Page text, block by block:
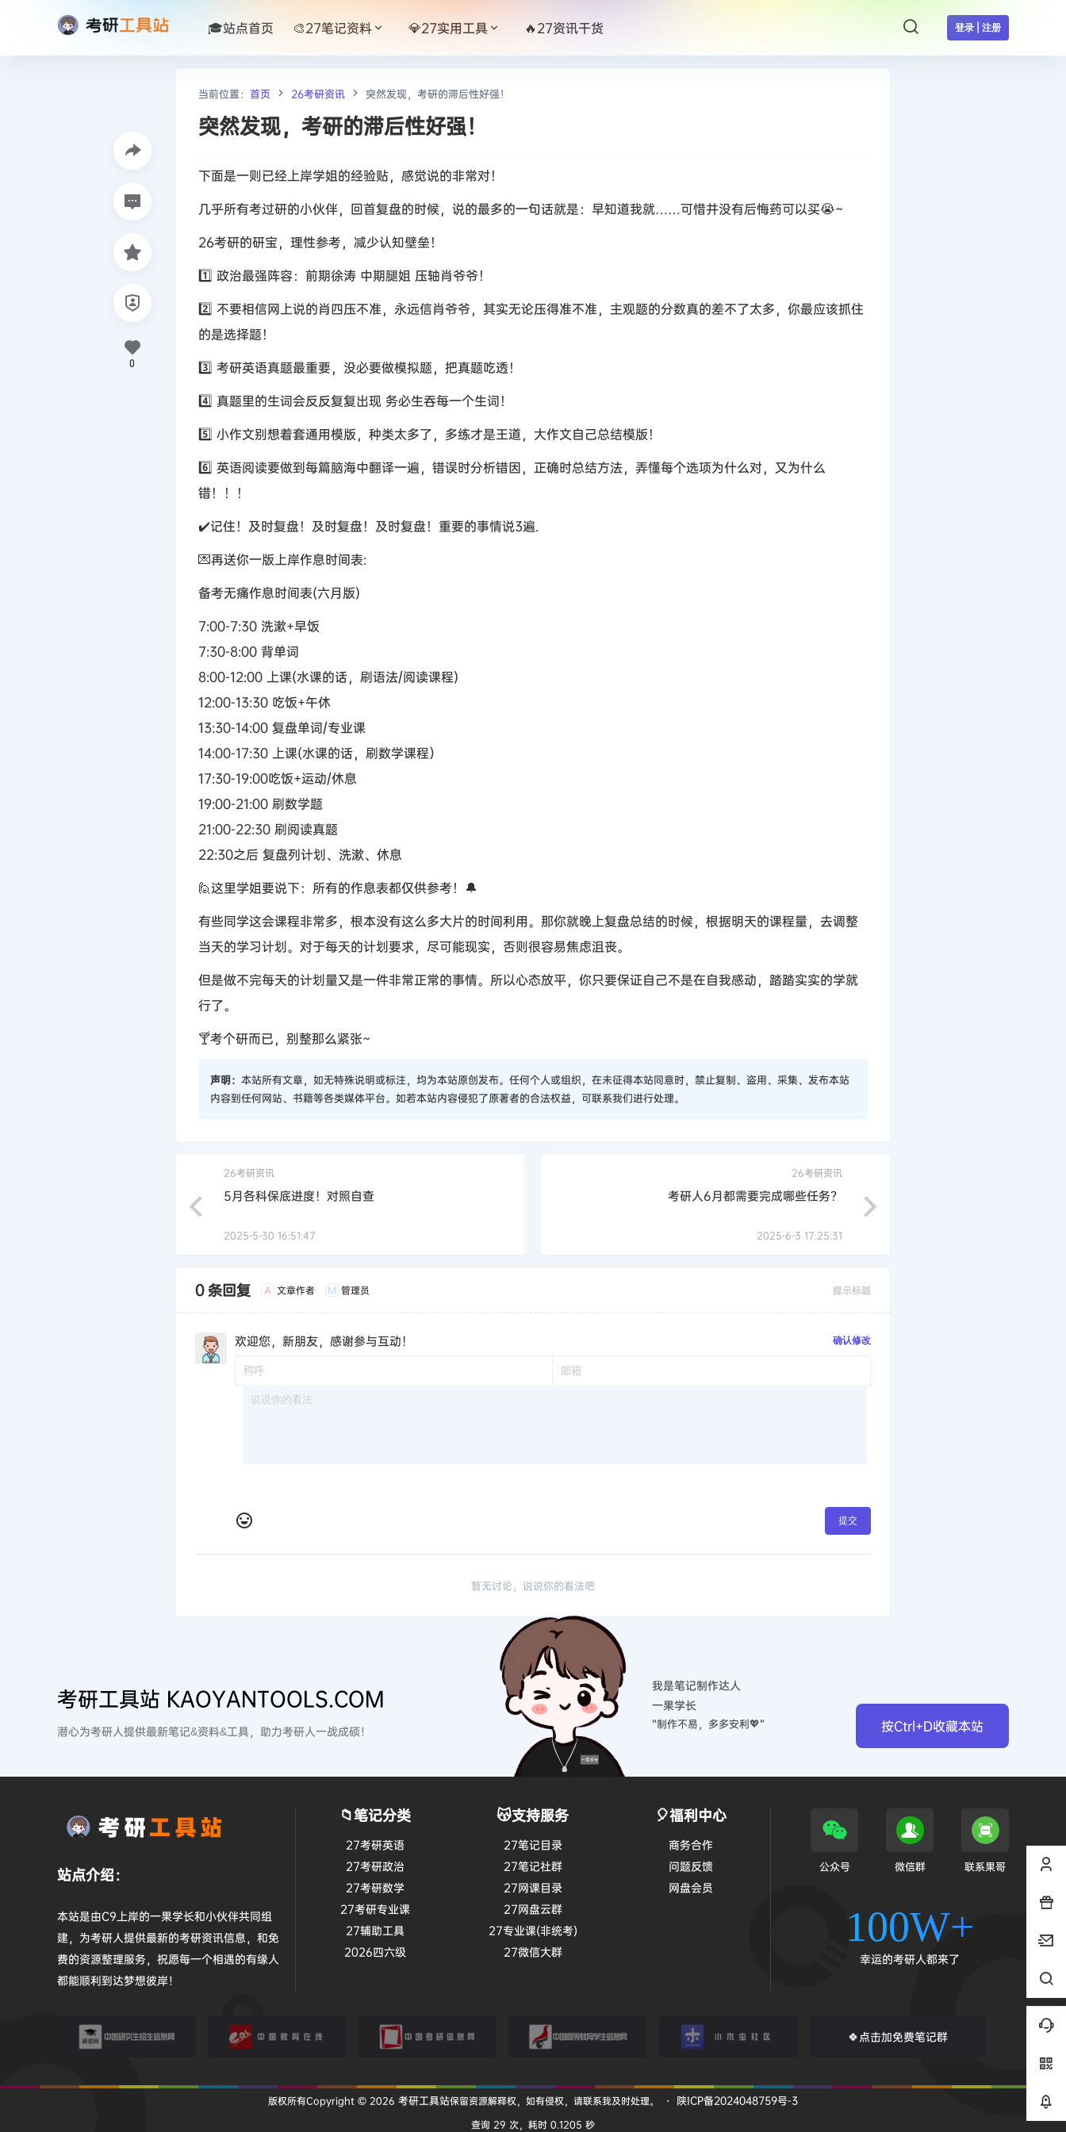
登录 | 注册
🎓站点首页 🎨27笔记资料 💎27实用工具 🔥27资讯干货
当前位置： 首页 26考研资讯 突然发现，考研的滞后性好强！
突然发现，考研的滞后性好强！
下面是一则已经上岸学姐的经验贴，感觉说的非常对！
几乎所有考过研的小伙伴，回首复盘的时候，说的最多的一句话就是：早知道我就……可惜并没有后悔药可以买😭~
26考研的研宝，理性参考，减少认知壁垒！
1️⃣ 政治最强阵容：前期徐涛 中期腿姐 压轴肖爷爷！
2️⃣ 不要相信网上说的肖四压不准，永远信肖爷爷，其实无论压得准不准，主观题的分数真的差不了太多，你最应该抓住
的是选择题！
3️⃣ 考研英语真题最重要，没必要做模拟题，把真题吃透！
4️⃣ 真题里的生词会反反复复出现 务必生吞每一个生词！
5️⃣ 小作文别想着套通用模版，种类太多了，多练才是王道，大作文自己总结模版！
6️⃣ 英语阅读要做到每篇脑海中翻译一遍，错误时分析错因，正确时总结方法，弄懂每个选项为什么对，又为什么
错！！！
✔️记住！及时复盘！及时复盘！及时复盘！重要的事情说3遍.
💌再送你一版上岸作息时间表:
备考无痛作息时间表(六月版)
7:00-7:30 洗漱+早饭
7:30-8:00 背单词
8:00-12:00 上课(水课的话，刷语法/阅读课程)
12:00-13:30 吃饭+午休
13:30-14:00 复盘单词/专业课
14:00-17:30 上课(水课的话，刷数学课程）
17:30-19:00吃饭+运动/休息
19:00-21:00 刷数学题
21:00-22:30 刷阅读真题
22:30之后 复盘列计划、洗漱、休息
🙋这里学姐要说下：所有的作息表都仅供参考！🔔
有些同学这会课程非常多，根本没有这么多大片的时间利用。那你就晚上复盘总结的时候，根据明天的课程量，去调整
当天的学习计划。对于每天的计划要求，尽可能现实，否则很容易焦虑沮丧。
但是做不完每天的计划量又是一件非常正常的事情。所以心态放平，你只要保证自己不是在自我感动，踏踏实实的学就
行了。
🍸考个研而已，别整那么紧张~
声明： 本站所有文章，如无特殊说明或标注，均为本站原创发布。任何个人或组织，在未征得本站同意时，禁止复制、盗用、采集、发布本站
内容到任何网站、书籍等各类媒体平台。如若本站内容侵犯了原著者的合法权益，可联系我们进行处理。
0
26考研资讯
5月各科保底进度！对照自查
2025-5-30 16:51:47
26考研资讯
考研人6月都需要完成哪些任务？
2025-6-3 17:25:31
0 条回复 A 文章作者 M 管理员 提示标题
欢迎您，新朋友，感谢参与互动！ 确认修改
提交
暂无讨论，说说你的看法吧
考研工具站 KAOYANTOOLS.COM
潜心为考研人提供最新笔记&资料&工具，助力考研人一战成硕！ 按Ctrl+D收藏本站
我是笔记制作达人
一果学长
“制作不易，多多安利💖”
站点介绍：
本站是由C9上岸的一果学长和小伙伴共同组
建，为考研人提供最新的考研资讯信息，和免
费的资源整理服务，祝愿每一个相遇的有缘人
都能顺利到达梦想彼岸！
📁笔记分类
27考研英语
27考研政治
27考研数学
27考研专业课
27辅助工具
2026四六级
😽支持服务
27笔记目录
27笔记社群
27网课目录
27网盘云群
27专业课(非统考)
27微信大群
🎈福利中心
商务合作
问题反馈
网盘会员
公众号 微信群 联系果哥
100W+
幸运的考研人都来了
🍀点击加免费笔记群
版权所有Copyright © 2026 考研工具站保留资源解释权，如有侵权，请联系我及时处理。 ・ 陕ICP备2024048759号-3
查询 29 次，耗时 0.1205 秒